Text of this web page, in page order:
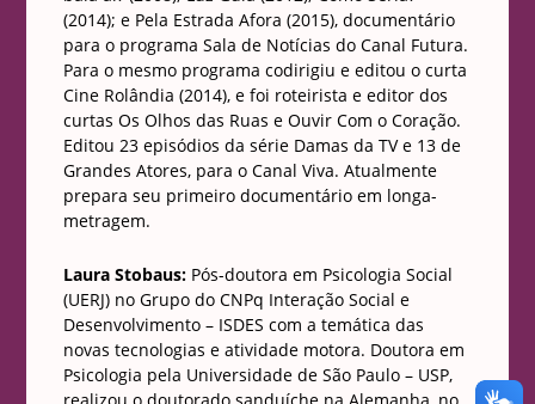
(2014); e Pela Estrada Afora (2015), documentário
para o programa Sala de Notícias do Canal Futura.
Para o mesmo programa codirigiu e editou o curta
Cine Rolândia (2014), e foi roteirista e editor dos
curtas Os Olhos das Ruas e Ouvir Com o Coração.
Editou 23 episódios da série Damas da TV e 13 de
Grandes Atores, para o Canal Viva. Atualmente
prepara seu primeiro documentário em longa-
metragem.
Laura Stobaus: Pós-doutora em Psicologia Social
(UERJ) no Grupo do CNPq Interação Social e
Desenvolvimento – ISDES com a temática das
novas tecnologias e atividade motora. Doutora em
Psicologia pela Universidade de São Paulo – USP,